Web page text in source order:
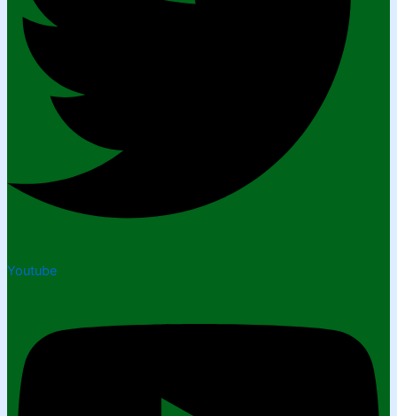
Youtube